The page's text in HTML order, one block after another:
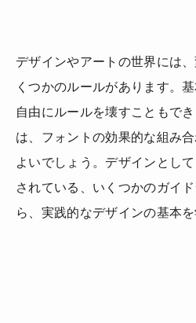
デザインやアートの世界には
くつかのルールがあります。
自由にルールを壊すこともで
は、フォントの効果的な組み
よいでしょう。デザインとし
されている、いくつかのガイ
ら、実践的なデザインの基本